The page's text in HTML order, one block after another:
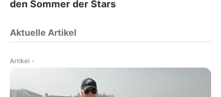
den Sommer der Stars
Aktuelle Artikel
Artikel -